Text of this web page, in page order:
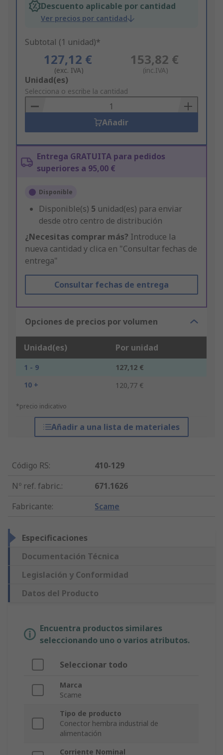
Descuento aplicable por cantidad
Ver precios por cantidad
Subtotal (1 unidad)*
127,12 €
(exc. IVA)
153,82 €
(inc.IVA)
Add
to
Basket
Unidad(es)
Selecciona o escribe la cantidad
Añadir
Entrega GRATUITA para pedidos
superiores a 95,00 €
Disponible
Disponible(s) 5 unidad(es) para enviar
desde otro centro de distribución
¿Necesitas comprar más? Introduce la
nueva cantidad y clica en "Consultar fechas de
entrega"
Consultar fechas de entrega
Opciones de precios por volumen
Unidad(es) Por unidad
1 - 9
127,12 €
10 +
120,77 €
*precio indicativo
Añadir a una lista de materiales
Código RS:
410-129
Nº ref. fabric.:
671.1626
Fabricante: Scame
Especificaciones
Documentación Técnica
Legislación y Conformidad
Datos del Producto
Encuentra productos similares
seleccionando uno o varios atributos.
Seleccionar todo
Marca
Scame
Tipo de producto
Conector hembra industrial de
alimentación
Corriente Nominal